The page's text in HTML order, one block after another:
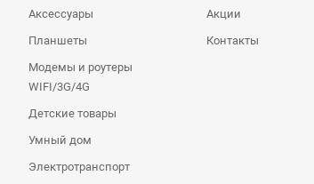
Аксессуары
Планшеты
Модемы и роутеры
WIFI/3G/4G
Детские товары
Умный дом
Электротранспорт
Акции
Контакты